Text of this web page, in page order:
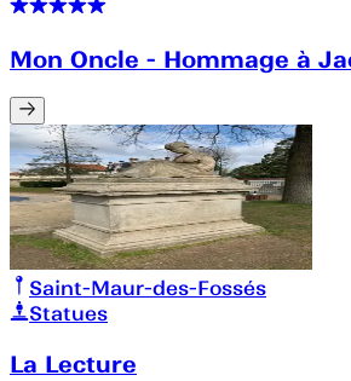
Mon Oncle - Hommage à
Saint-Maur-des-Fossés
Statues
La Lecture